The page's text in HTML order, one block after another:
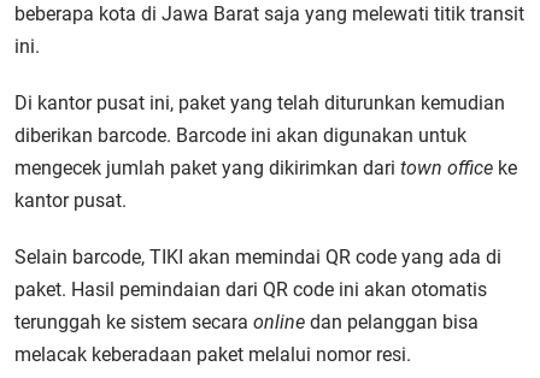
beberapa kota di Jawa Barat saja yang melewati titik transit
ini.
Di kantor pusat ini, paket yang telah diturunkan kemudian
diberikan barcode. Barcode ini akan digunakan untuk
mengecek jumlah paket yang dikirimkan dari town office ke
kantor pusat.
Selain barcode, TIKI akan memindai QR code yang ada di
paket. Hasil pemindaian dari QR code ini akan otomatis
terunggah ke sistem secara online dan pelanggan bisa
melacak keberadaan paket melalui nomor resi.